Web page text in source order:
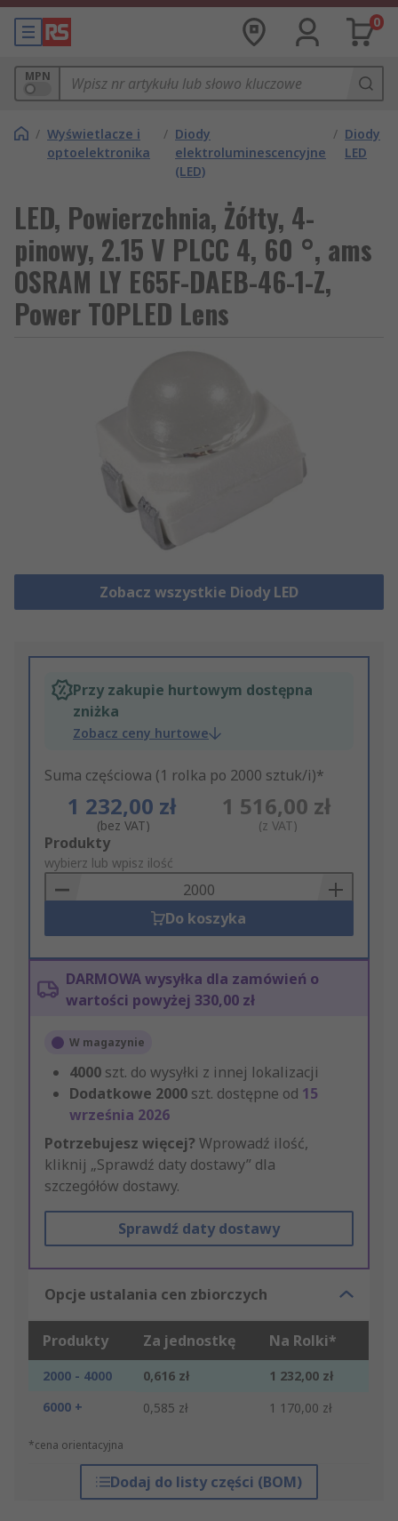
0
MPN
/ Wyświetlacze i
optoelektronika
/ Diody
elektroluminescencyjne
(LED)
/ Diody
LED
LED, Powierzchnia, Żółty, 4-
pinowy, 2.15 V PLCC 4, 60 °, ams
OSRAM LY E65F-DAEB-46-1-Z,
Power TOPLED Lens
Zobacz wszystkie Diody LED
Przy zakupie hurtowym dostępna
zniżka
Zobacz ceny hurtowe
Suma częściowa (1 rolka po 2000 sztuk/i)*
1 232,00 zł
(bez VAT)
1 516,00 zł
(z VAT)
Add
to
Basket
Produkty
wybierz lub wpisz ilość
Do koszyka
DARMOWA wysyłka dla zamówień o
wartości powyżej 330,00 zł
W magazynie
4000 szt. do wysyłki z innej lokalizacji
Dodatkowe 2000 szt. dostępne od 15
września 2026
Potrzebujesz więcej? Wprowadź ilość,
kliknij „Sprawdź daty dostawy” dla
szczegółów dostawy.
Sprawdź daty dostawy
Opcje ustalania cen zbiorczych
Produkty Za jednostkę Na Rolki*
2000 - 4000 0,616 zł
1 232,00 zł
6000 +
0,585 zł 1 170,00 zł
*cena orientacyjna
Dodaj do listy części (BOM)